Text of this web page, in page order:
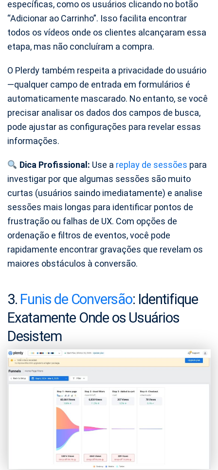
específicas, como os usuários clicando no botão
“Adicionar ao Carrinho”. Isso facilita encontrar
todos os vídeos onde os clientes alcançaram essa
etapa, mas não concluíram a compra.
O Plerdy também respeita a privacidade do usuário
—qualquer campo de entrada em formulários é
automaticamente mascarado. No entanto, se você
precisar analisar os dados dos campos de busca,
pode ajustar as configurações para revelar essas
informações.
Dica Profissional: Use a replay de sessões para
investigar por que algumas sessões são muito
curtas (usuários saindo imediatamente) e analise
sessões mais longas para identificar pontos de
frustração ou falhas de UX. Com opções de
ordenação e filtros de eventos, você pode
rapidamente encontrar gravações que revelam os
maiores obstáculos à conversão.
3. Funis de Conversão: Identifique
Exatamente Onde os Usuários
Desistem